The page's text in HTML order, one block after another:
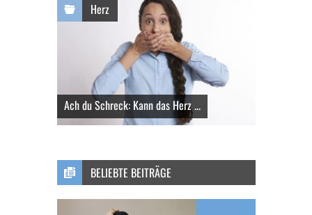
Herz
Ach du Schreck: Kann das Herz ...
BELIEBTE BEITRÄGE